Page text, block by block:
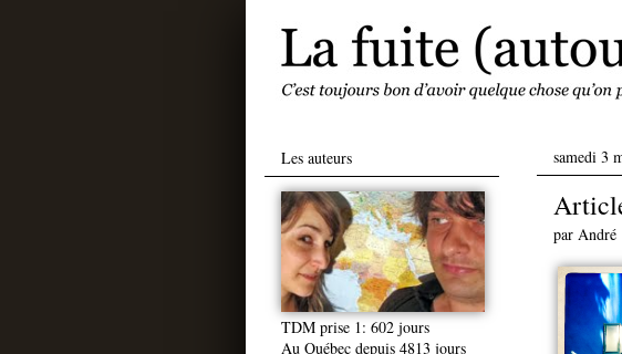
samedi 3
par André
Les auteurs
TDM prise 1: 602 jours
Au Québec depuis 4813 jours